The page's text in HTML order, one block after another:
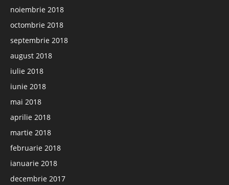
noiembrie 2018
octombrie 2018
septembrie 2018
august 2018
iulie 2018
iunie 2018
mai 2018
aprilie 2018
martie 2018
februarie 2018
ianuarie 2018
decembrie 2017